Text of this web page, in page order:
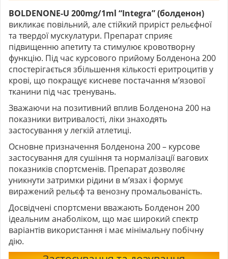
BOLDENONE-U 200mg/1ml “Integra” (болденон)
викликає повільний, але стійкий приріст рельєфної
та твердої мускулатури. Препарат сприяє
підвищенню апетиту та стимулює кровотворну
функцію. Під час курсового прийому Болденона 200
спостерігається збільшення кількості еритроцитів у
крові, що покращує кисневе постачання м’язової
тканини під час тренувань.
Зважаючи на позитивний вплив Болденона 200 на
показники витривалості, ліки знаходять
застосування у легкій атлетиці.
Основне призначення Болденона 200 – курсове
застосування для сушіння та нормалізації вагових
показників спортсменів. Препарат дозволяє
уникнути затримки рідини в м’язах і формує
виражений рельєф та венозну промальованість.
Досвідчені спортсмени вважають Болденон 200
ідеальним анаболіком, що має широкий спектр
варіантів використання і має мінімальну побічну
дію.